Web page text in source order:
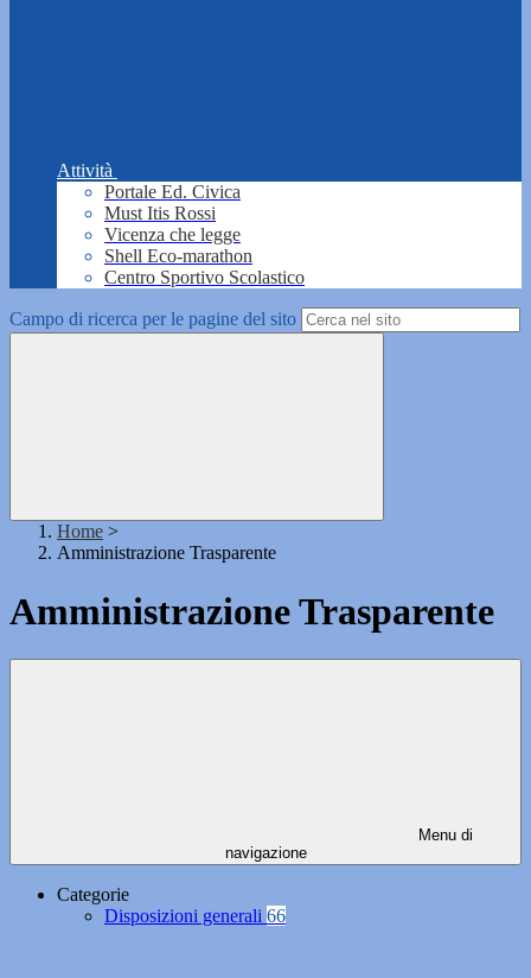
Attività
Portale Ed. Civica
Must Itis Rossi
Vicenza che legge
Shell Eco-marathon
Centro Sportivo Scolastico
Campo di ricerca per le pagine del sito
Home >
Amministrazione Trasparente
Amministrazione Trasparente
Menu di
navigazione
Categorie
Disposizioni generali 66